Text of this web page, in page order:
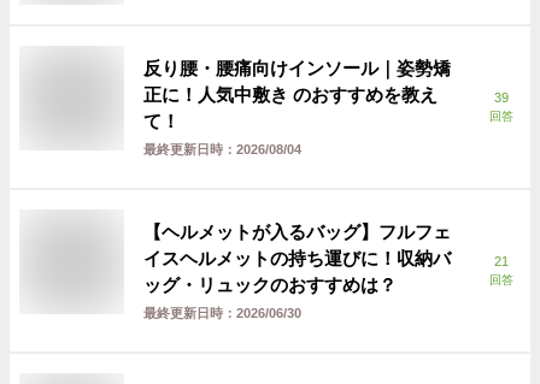
反り腰・腰痛向けインソール｜姿勢矯
正に！人気中敷き のおすすめを教え
て！
最終更新日時： 2026/08/04
39
回答
【ヘルメットが入るバッグ】フルフェ
イスヘルメットの持ち運びに！収納バ
ッグ・リュックのおすすめは？
最終更新日時： 2026/06/30
21
回答